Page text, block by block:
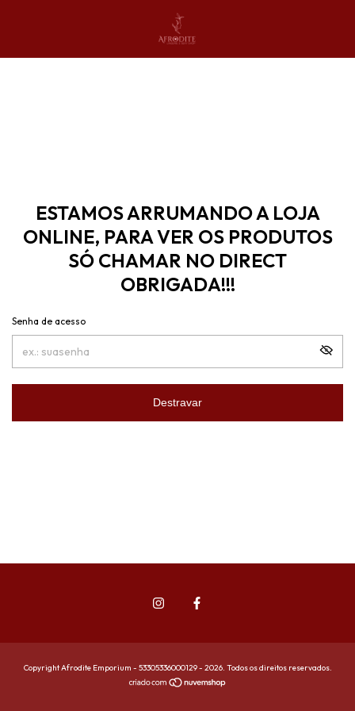
ESTAMOS ARRUMANDO A LOJA
ONLINE, PARA VER OS PRODUTOS
SÓ CHAMAR NO DIRECT
OBRIGADA!!!
Senha de acesso
Destravar
Copyright Afrodite Emporium - 53305336000129 - 2026. Todos os direitos reservados.